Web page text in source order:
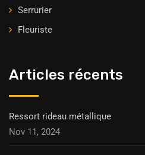
Serrurier
Fleuriste
Articles récents
Ressort rideau métallique
Nov 11, 2024